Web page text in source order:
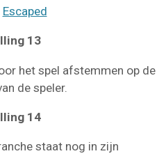
Escaped
13
het spel afstemmen op de
de speler.
14
staat nog in zijn